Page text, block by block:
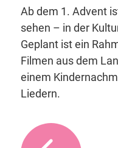
Ab dem 1. Advent
sehen – in der
Geplant ist ein
Filmen aus dem
einem
Liedern.